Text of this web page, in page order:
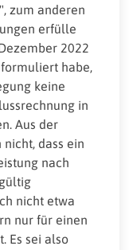
zum anderen
erfülle
2022
habe,
keine
in
Aus der
dass ein
nach
nicht etwa
nur für einen
Es sei also